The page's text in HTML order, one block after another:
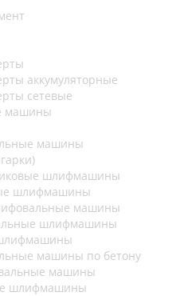
аккумуляторные
сетевые
машины
машины
шлифмашины
шлифмашины
машины
шлифмашины
машины по бетону
машины
шлифмашины